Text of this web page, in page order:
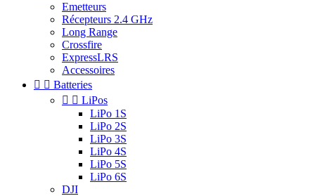
Emetteurs
Récepteurs 2.4 GHz
Long Range
Crossfire
ExpressLRS
Accessoires
  Batteries
  LiPos
LiPo 1S
LiPo 2S
LiPo 3S
LiPo 4S
LiPo 5S
LiPo 6S
DJI